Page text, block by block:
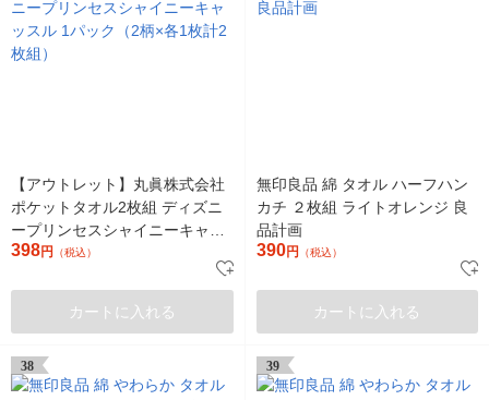
【アウトレット】丸眞株式会社
ポケットタオル2枚組 ディズニ
ープリンセスシャイニーキャッ
スル 1パック（2柄×各1枚計2枚
398円 （税込）
カートに入れる
無印良品 綿 タオル ハーフハン
カチ ２枚組 ライトオレンジ 良
品計画
390円 （税込）
カートに入れる
38 39